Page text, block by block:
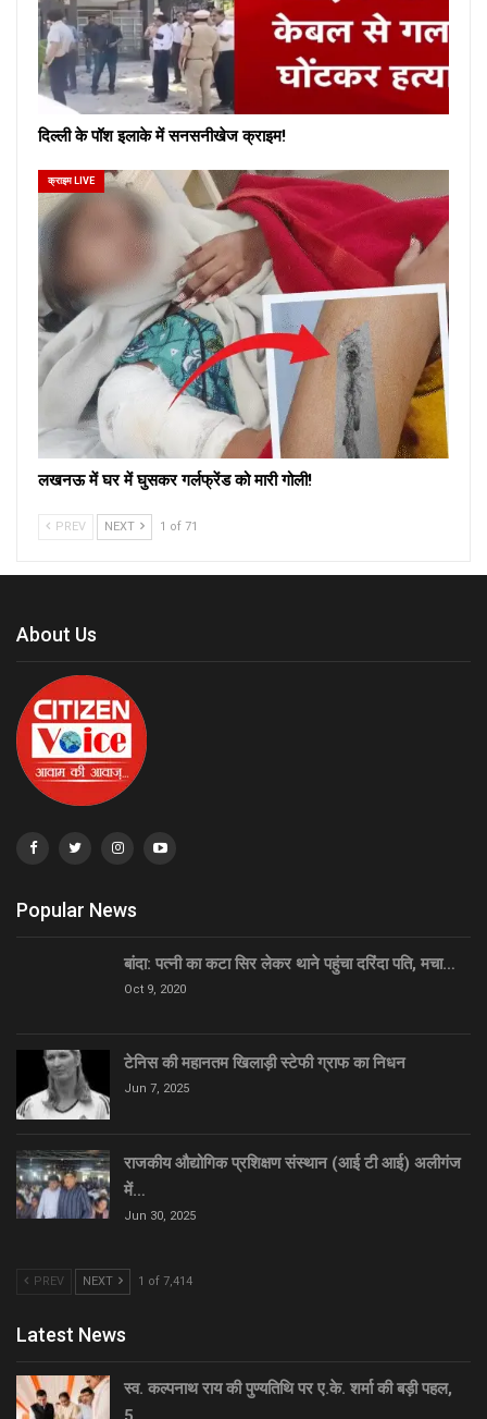
दिल्ली के पॉश इलाके में सनसनीखेज क्राइम!
क्राइम LIVE
लखनऊ में घर में घुसकर गर्लफ्रेंड को मारी गोली!
PREV NEXT 1 of 71
About Us
Popular News
बांदा: पत्नी का कटा सिर लेकर थाने पहुंचा दरिंदा पति, मचा…
Oct 9, 2020
टेनिस की महानतम खिलाड़ी स्टेफी ग्राफ का निधन
Jun 7, 2025
राजकीय औद्योगिक प्रशिक्षण संस्थान (आई टी आई) अलीगंज
में…
Jun 30, 2025
PREV NEXT 1 of 7,414
Latest News
स्व. कल्पनाथ राय की पुण्यतिथि पर ए.के. शर्मा की बड़ी पहल,